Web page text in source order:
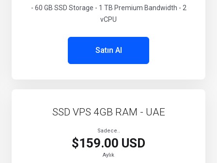
- 60 GB SSD Storage - 1 TB Premium Bandwidth - 2
vCPU
Satın Al
SSD VPS 4GB RAM - UAE
Sadece..
$159.00 USD
Aylık